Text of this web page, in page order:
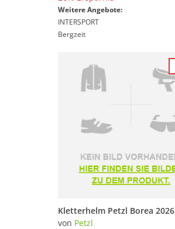
Weitere Angebote:
INTERSPORT
Bergzeit
Kletterhelm Petzl Borea 2026
von Petzl